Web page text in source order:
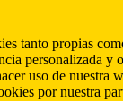
tanto propias
personalizada y
uso de nuestra
por nuestra